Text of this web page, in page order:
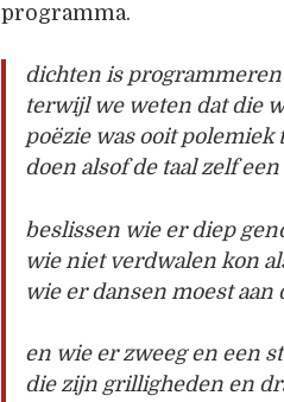
programma.
dichten is
terwijl we weten dat die
poëzie was ooit
doen alsof de taal zelf
beslissen wie er diep
wie niet verdwalen kon
wie er dansen moest
en wie er zweeg en een
die zijn grilligheden en